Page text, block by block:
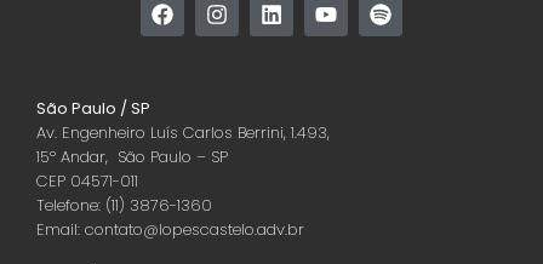
São Paulo / SP
Av. Engenheiro Luís Carlos Berrini, 1.493,
15º Andar, São Paulo – SP
CEP 04571-011
Telefone: (11) 3876-1360
Email: contato@lopescastelo.adv.br